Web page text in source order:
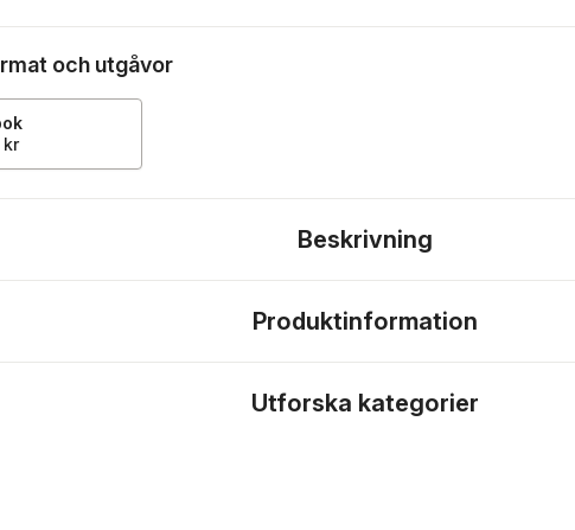
och utgåvor
kr
Beskrivning
Produktinformation
Utforska kategorier